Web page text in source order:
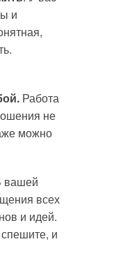
и
Работа
не
можно
вашей
всех
и идей.
и